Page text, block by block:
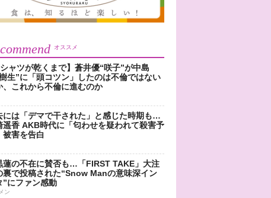
オススメ
シャツが乾くまで】蒼井優“咲子”が中島
生”に「頭コツン」したのは不倫ではない
、これから不倫に進むのか
には「デマで干された」と感じた時期も…
遥香 AKB時代に「匂わせを疑われて殺害予
被害を告白
蓮の不在に賛否も…「FIRST TAKE」大注
裏で投稿された“Snow Manの意味深イン
”にファン感動
ン